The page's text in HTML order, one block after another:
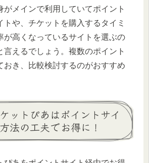
がメインで利用していてポイント
トや、チケットを購入するタイミ
が高くなっているサイトを選ぶの
言えるでしょう。複数のポイント
おき、比較検討するのがおすすめ
ットぴあはポイントサイ
法の工夫でお得に！